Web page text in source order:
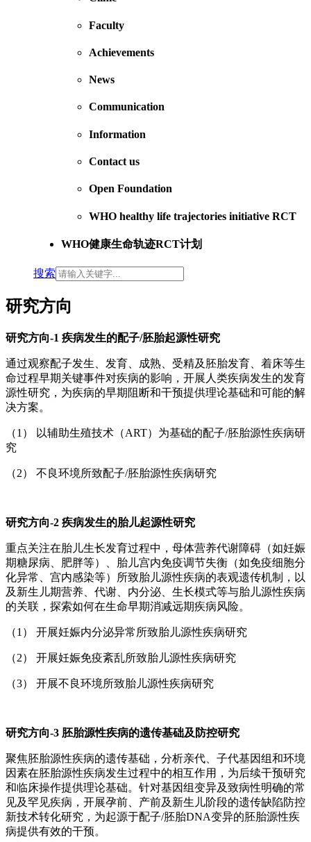
Faculty
Achievements
News
Communication
Information
Contact us
Open Foundation
WHO healthy life trajectories initiative RCT
WHO健康生命轨迹RCT计划
搜索
研究方向
研究方向-1 疾病发生的配子/胚胎起源性研究
通过观察配子发生、发育、成熟、受精及胚胎发育、着床等生
命过程早期关键事件对疾病的影响，开展人类疾病发生的发育
源性研究，为疾病的早期阻断和干预提供理论基础和可能的解
决方案。
（1） 以辅助生殖技术（ART）为基础的配子/胚胎源性疾病研
究
（2） 不良环境所致配子/胚胎源性疾病研究
研究方向-2 疾病发生的胎儿起源性研究
重点关注在胎儿生长发育过程中，母体营养代谢障碍（如妊娠
期糖尿病、肥胖等）、胎儿宫内免疫调节失衡（如免疫细胞分
化异常、宫内感染等）所致胎儿源性疾病的表观遗传机制，以
及新生儿期营养、代谢、内分泌、生长模式等与胎儿源性疾病
的关联，探索如何在生命早期消减远期疾病风险。
（1） 开展妊娠内分泌异常所致胎儿源性疾病研究
（2） 开展妊娠免疫紊乱所致胎儿源性疾病研究
（3） 开展不良环境所致胎儿源性疾病研究
研究方向-3 胚胎源性疾病的遗传基础及防控研究
聚焦胚胎源性疾病的遗传基础，分析亲代、子代基因组和环境
因素在胚胎源性疾病发生过程中的相互作用，为后续干预研究
和临床操作提供理论基础。针对基因组变异及致病性明确的常
见及罕见疾病，开展孕前、产前及新生儿阶段的遗传缺陷防控
新技术转化研究，为起源于配子/胚胎DNA变异的胚胎源性疾
病提供有效的干预。